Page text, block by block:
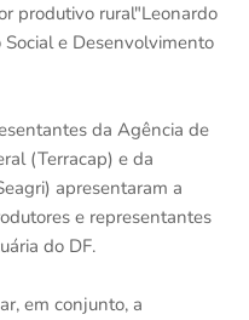
produtivo rural"Leonardo
e Desenvolvimento
da Agência de
(Terracap) e da
apresentaram a
e representantes
do DF.
em conjunto, a